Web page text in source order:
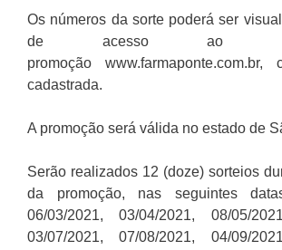
Os números da sorte poderá ser
de acesso ao
promoção
cadastrada.
A promoção será válida no estado de
Serão realizados 12 (doze) sorteios
da promoção, nas seguintes
06/03/2021, 03/04/2021, 08/05/
03/07/2021, 07/08/2021, 04/09/